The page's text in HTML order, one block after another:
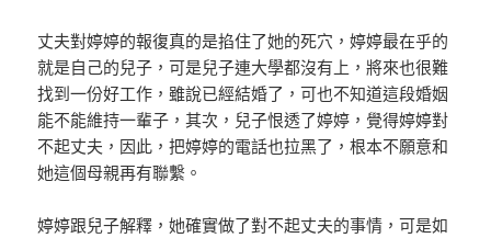
丈夫對婷婷的報復真的是掐住了她的死穴，婷婷最在乎的
就是自己的兒子，可是兒子連大學都沒有上，將來也很難
找到一份好工作，雖說已經結婚了，可也不知道這段婚姻
能不能維持一輩子，其次，兒子恨透了婷婷，覺得婷婷對
不起丈夫，因此，把婷婷的電話也拉黑了，根本不願意和
她這個母親再有聯繫。
婷婷跟兒子解釋，她確實做了對不起丈夫的事情，可是如